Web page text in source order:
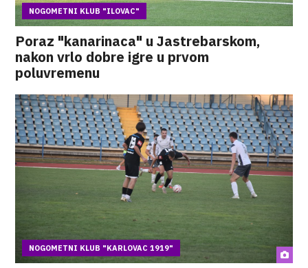
NOGOMETNI KLUB "ILOVAC"
Poraz "kanarinaca" u Jastrebarskom,
nakon vrlo dobre igre u prvom
poluvremenu
NOGOMETNI KLUB "KARLOVAC 1919"